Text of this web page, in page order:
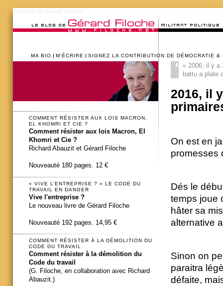
MA BIO M’ÉCRIRE SIGNEZ LA CONTRIBUTION DE DÉMOCRATIE &
«2006, il y a
battu a plate
2016, il
On est en
promesses
Dés le
temps joue
hâter sa
alternative
Sinon on
paraitra
défaite,
COMMENT RÉSISTER AUX LOIS MACRON,
EL KHOMRI ET CIE ?
Comment résister aux lois Macron, El
Khomri et Cie ?
Richard Abauzit et Gérard Filoche
Nouveauté 180 pages. 12 €
« VIVE L’ENTREPRISE ? » LE CODE DU
TRAVAIL EN DANGER
Vive l'entreprise ?
Le nouveau livre de Gérard Filoche
Nouveauté 192 pages. 14,95 €
COMMENT RÉSISTER À LA DÉMOLITION DU
CODE DU TRAVAIL
Comment résister à la démolition du
Code du travail
(G. Filoche, en collaboration avec Richard
Abauzit.)